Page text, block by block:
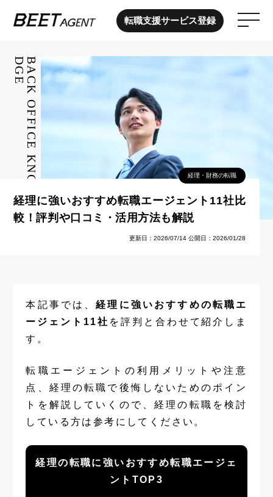
転職支援サービス登録
経理・財務の転職
経理に強いおすすめ転職エージェント11社比
較！評判や口コミ・活用方法も解説
更新日：2026/07/14 公開日：2026/01/28
本記事では、経理に強いおすすめの転職エ
ージェント11社 を評判と合わせて紹介しま
す。
転職エージェントの利用メリットや注意
点、経理の転職で後悔しないためのポイン
トを解説していくので、経理の転職を検討
している方は参考にしてください。
経理の転職に強いおすすめ転職エージェ
ントTOP3